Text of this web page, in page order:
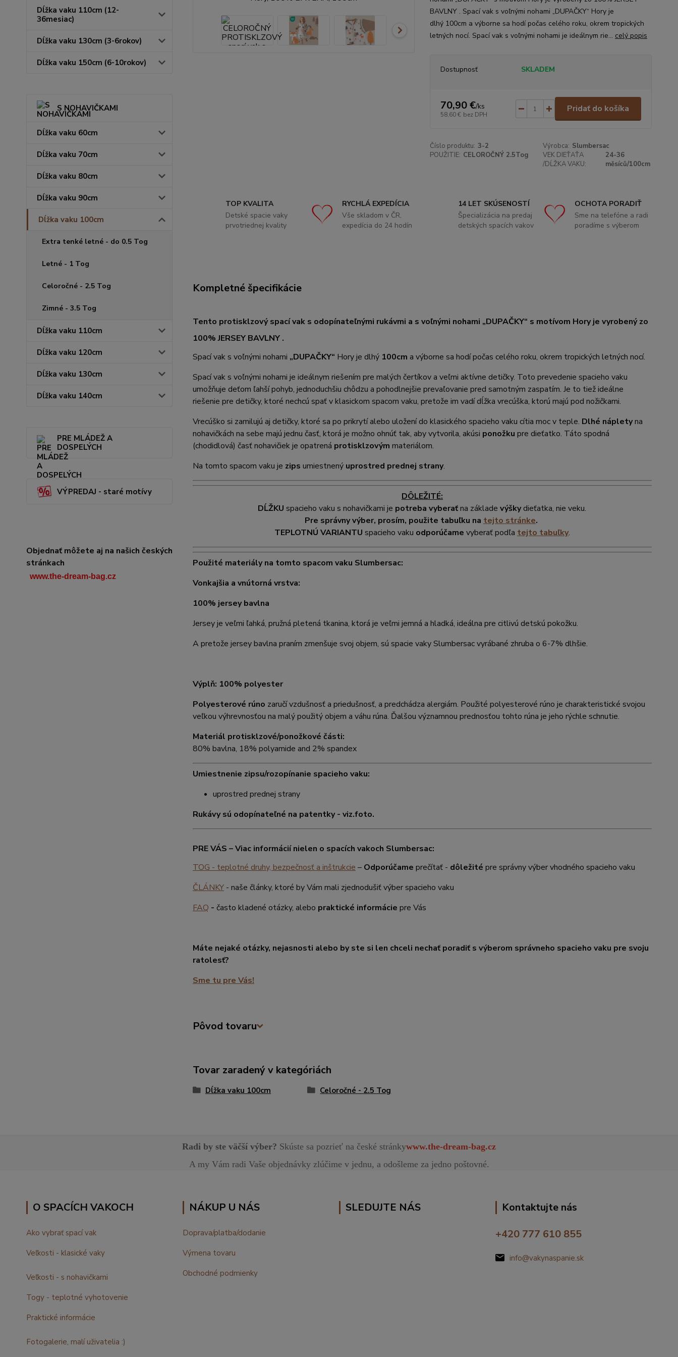
Dĺžka vaku 110cm (12-
36mesiac)
Dĺžka vaku 130cm (3-6rokov)
Dĺžka vaku 150cm (6-10rokov)
S NOHAVIČKAMI
Dĺžka vaku 60cm
Dĺžka vaku 70cm
Dĺžka vaku 80cm
Dĺžka vaku 90cm
Dĺžka vaku 100cm
Extra tenké letné - do 0.5 Tog
Letné - 1 Tog
Celoročné - 2.5 Tog
Zimné - 3.5 Tog
Dĺžka vaku 110cm
Dĺžka vaku 120cm
Dĺžka vaku 130cm
Dĺžka vaku 140cm
PRE MLÁDEŽ A
DOSPELÝCH
VÝPREDAJ - staré motívy
Objednať môžete aj na našich českých
stránkach
www.the-dream-bag.cz
BAVLNY . Spací vak s voľnými nohami „DUPAČKY“ Hory je
dlhý 100cm a výborne sa hodí počas celého roku, okrem tropických
letných nocí. Spací vak s voľnými nohami je ideálnym rie... celý popis
Dostupnosť SKLADEM
70,90 €/ks
58,60 € bez DPH
Pridať do košíka
Číslo produktu: 3-2 Výrobca: Slumbersac
POUŽITIE: CELOROČNÝ 2.5Tog
VEK DIEŤAŤA
/DĹŽKA VAKU:
24-36
měsíců/100cm
TOP KVALITA
Detské spacie vaky
prvotriednej kvality
RYCHLÁ EXPEDÍCIA
Vše skladom v ČR,
expedícia do 24 hodín
14 LET SKÚSENOSTÍ
Špecializácia na predaj
detských spacích vakov
OCHOTA PORADIŤ
Sme na telefóne a radi
poradíme s výberom
Kompletné špecifikácie
Tento protisklzový spací vak s odopínateľnými rukávmi a s voľnými nohami „DUPAČKY“ s motívom Horyje vyrobený zo
100% JERSEY BAVLNY .
Spací vak s voľnými nohami „DUPAČKY“ Horyje dlhý 100cm a výborne sa hodí počas celého roku, okrem tropických letných nocí.
Spací vak s voľnými nohami je ideálnym riešením pre malých čertíkov a veľmi aktívne detičky. Toto prevedenie spacieho vaku
umožňuje deťom ľahší pohyb, jednoduchšiu chôdzu a pohodlnejšie prevaľovanie pred samotným zaspatím. Je to tiež ideálne
riešenie pre detičky, ktoré nechcú spať v klasickom spacom vaku, pretože im vadí dĺžka vrecúška, ktorú majú pod nožičkami.
Vrecúško si zamilujú aj detičky, ktoré sa po prikrytí alebo uložení do klasického spacieho vaku cítia moc v teple. Dlhé nápletyna
nohavičkách na sebe majú jednu časť, ktorá je možno ohnúť tak, aby vytvorila, akúsi ponožku pre dieťatko. Táto spodná
(chodidlová) časť nohavičiek je opatrená protisklzovým materiálom.
Na tomto spacom vaku je zips umiestnený uprostred prednej strany.
DÔLEŽITÉ:
DĹŽKUspacieho vaku s nohavičkami je potreba vyberaťna základevýškydieťatka, nie veku.
Pre správny výber, prosím, použite tabuľku na tejto stránke.
TEPLOTNÚ VARIANTU spacieho vaku odporúčame vyberať podľa tejto tabuľky.
Použité materiály na tomto spacom vaku Slumbersac:
Vonkajšia a vnútorná vrstva:
100% jersey bavlna
Jersey je veľmi ľahká, pružná pletená tkanina, ktorá je veľmi jemná a hladká, ideálna pre citlivú detskú pokožku.
A pretože jersey bavlna praním zmenšuje svoj objem, sú spacie vaky Slumbersac vyrábané zhruba o 6-7% dlhšie.
Výplň: 100% polyester
Polyesterové rúno zaručí vzdušnosť a priedušnosť, a predchádza alergiám. Použité polyesterové rúno je charakteristické svojou
veľkou výhrevnosťou na malý použitý objem a váhu rúna. Ďalšou významnou prednosťou tohto rúna je jeho rýchle schnutie.
Materiál protisklzové/ponožkové části:
80% bavlna, 18% polyamide and 2% spandex
Umiestnenie zipsu/rozopínanie spacieho vaku:
uprostred prednej strany
Rukávy sú odopínateľné na patentky - viz.foto.
PRE VÁS – Viac informácií nielen o spacích vakoch Slumbersac:
TOG - teplotné druhy, bezpečnosť a inštrukcie – Odporúčame prečítať - dôležité pre správny výber vhodného spacieho vaku
ČLÁNKY- naše články, ktoré by Vám mali zjednodušiť výber spacieho vaku
FAQ - často kladené otázky, alebo praktické informácie pre Vás
Máte nejaké otázky, nejasnosti alebo by ste si len chceli nechať poradiť s výberom správneho spacieho vaku pre svoju
ratolesť?
Sme tu pre Vás!
Pôvod tovaru
Tovar zaradený v kategóriách
Dĺžka vaku 100cm Celoročné - 2.5 Tog
Radi by ste väčší výber? Skúste sa pozrieť na české stránkywww.the-dream-bag.cz
A my Vám radi Vaše objednávky zlúčime v jednu, a odošleme za jedno poštovné.
O SPACÍCH VAKOCH
Ako vybrať spací vak
Veľkosti - klasické vaky
Veľkosti - s nohavičkami
Togy - teplotné vyhotovenie
Praktické informácie
Fotogalerie, malí uživatelia :)
NÁKUP U NÁS
Doprava/platba/dodanie
Výmena tovaru
Obchodné podmienky
SLEDUJTE NÁS
Kontaktujte nás
+420 777 610 855
info@vakynaspanie.sk